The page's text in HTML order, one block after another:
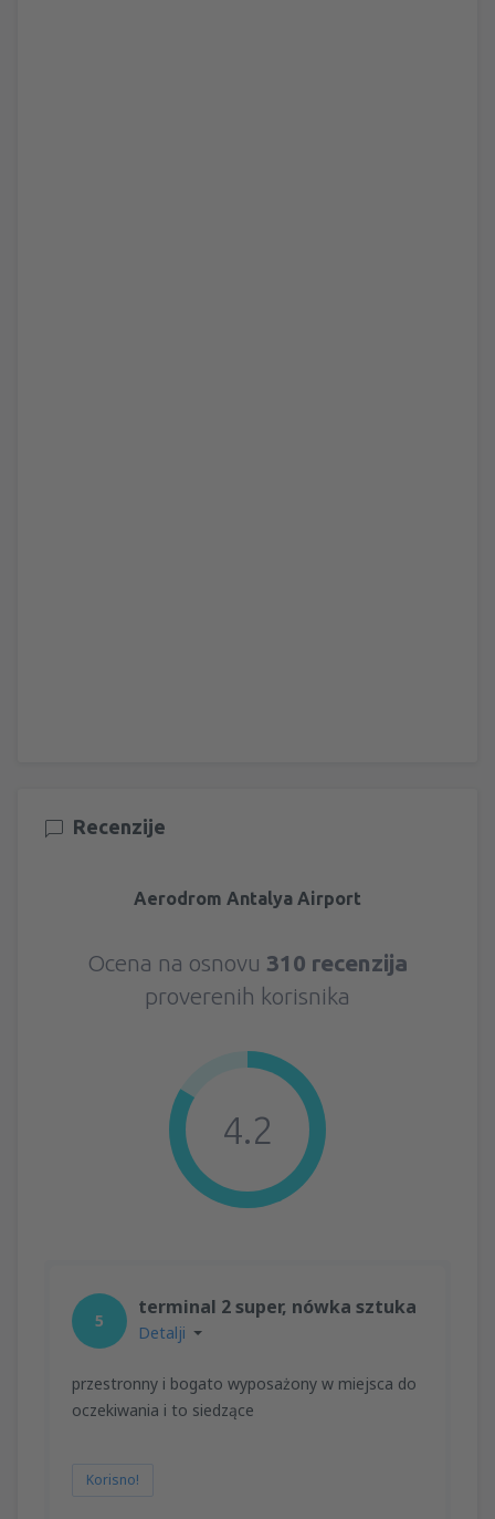
Recenzije
Aerodrom Antalya Airport
Ocena na osnovu 310 recenzija
proverenih korisnika
4.2
5
terminal 2 super, nówka sztuka
Detalji
przestronny i bogato wyposażony w miejsca do
oczekiwania i to siedzące
Korisno!